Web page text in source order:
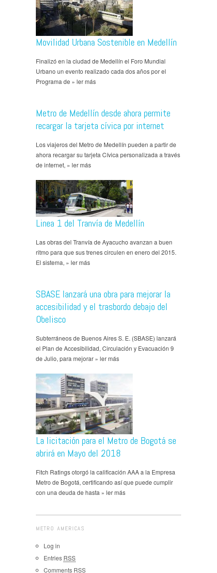
Movilidad Urbana Sostenible en Medellín
Finalizó en la ciudad de Medellín el Foro Mundial
Urbano un evento realizado cada dos años por el
Programa de » ler más
Metro de Medellín desde ahora permite
recargar la tarjeta cívica por internet
Los viajeros del Metro de Medellín pueden a partir de
ahora recargar su tarjeta Cívica personalizada a través
de internet, » ler más
Linea 1 del Tranvía de Medellín
Las obras del Tranvía de Ayacucho avanzan a buen
ritmo para que sus trenes circulen en enero del 2015.
El sistema, » ler más
SBASE lanzará una obra para mejorar la
accesibilidad y el trasbordo debajo del
Obelisco
Subterráneos de Buenos Aires S. E. (SBASE) lanzará
el Plan de Accesibilidad, Circulación y Evacuación 9
de Julio, para mejorar » ler más
La licitación para el Metro de Bogotá se
abrirá en Mayo del 2018
Fitch Ratings otorgó la calificación AAA a la Empresa
Metro de Bogotá, certificando así que puede cumplir
con una deuda de hasta » ler más
METRO AMERICAS
Log in
Entries RSS
Comments RSS